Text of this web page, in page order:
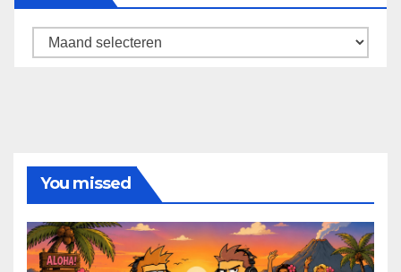
Archief
You missed